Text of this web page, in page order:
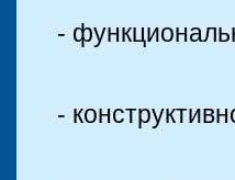
-
-